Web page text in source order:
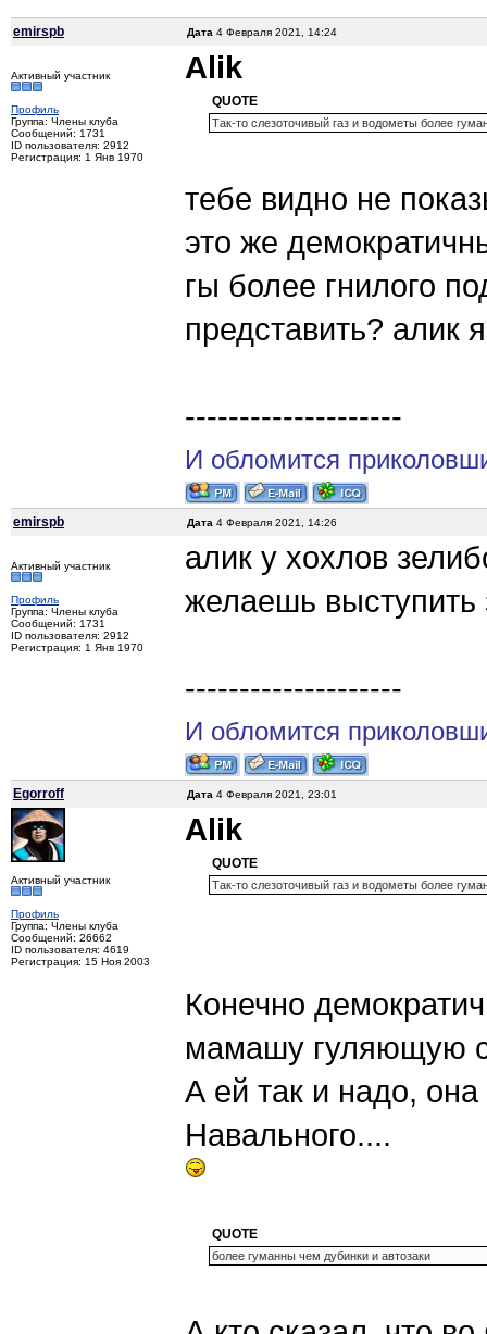
emirspb Дата 4 Февраля 2021, 14:24
Активный участник
Профиль
Группа: Члены клуба
Сообщений: 1731
ID пользователя: 2912
Регистрация: 1 Янв 1970
Alik
QUOTE
Так-то слезоточивый газ и водометы более
тебе видно не
это же
гы более гнилого
представить? алик
--------------------
И обломится
emirspb Дата 4 Февраля 2021, 14:26
Активный участник
Профиль
Группа: Члены клуба
Сообщений: 1731
ID пользователя: 2912
Регистрация: 1 Янв 1970
алик у хохлов
желаешь выступить
--------------------
И обломится
Egorroff Дата 4 Февраля 2021, 23:01
Активный участник
Профиль
Группа: Члены клуба
Сообщений: 26662
ID пользователя: 4619
Регистрация: 15 Ноя 2003
Alik
QUOTE
Так-то слезоточивый газ и водометы более
Конечно
мамашу гуляющую
А ей так и надо, она
Навального....
QUOTE
более гуманны чем дубинки и автозаки